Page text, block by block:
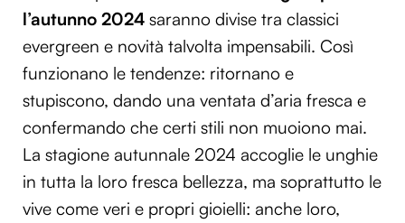
l’autunno 2024 saranno divise tra classici
evergreen e novità talvolta impensabili. Così
funzionano le tendenze: ritornano e
stupiscono, dando una ventata d’aria fresca e
confermando che certi stili non muoiono mai.
La stagione autunnale 2024 accoglie le unghie
in tutta la loro fresca bellezza, ma soprattutto le
vive come veri e propri gioielli: anche loro,